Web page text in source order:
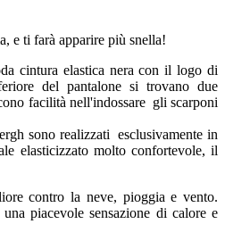
e ti farà apparire più snella!
cintura elastica nera con il logo di
del pantalone si trovano due
facilità nell'indossare gli scarponi
sono realizzati esclusivamente in
elasticizzato molto confortevole, il
contro la neve, pioggia e vento.
piacevole sensazione di calore e